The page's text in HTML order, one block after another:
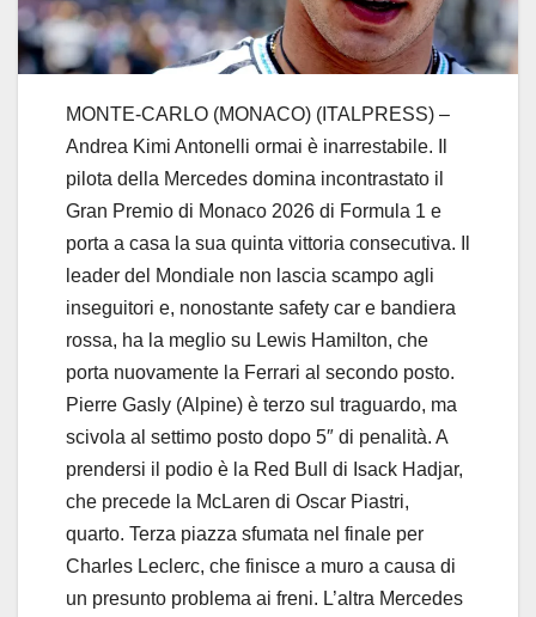
MONTE-CARLO (MONACO) (ITALPRESS) –
Andrea Kimi Antonelli ormai è inarrestabile. Il
pilota della Mercedes domina incontrastato il
Gran Premio di Monaco 2026 di Formula 1 e
porta a casa la sua quinta vittoria consecutiva. Il
leader del Mondiale non lascia scampo agli
inseguitori e, nonostante safety car e bandiera
rossa, ha la meglio su Lewis Hamilton, che
porta nuovamente la Ferrari al secondo posto.
Pierre Gasly (Alpine) è terzo sul traguardo, ma
scivola al settimo posto dopo 5″ di penalità. A
prendersi il podio è la Red Bull di Isack Hadjar,
che precede la McLaren di Oscar Piastri,
quarto. Terza piazza sfumata nel finale per
Charles Leclerc, che finisce a muro a causa di
un presunto problema ai freni. L’altra Mercedes